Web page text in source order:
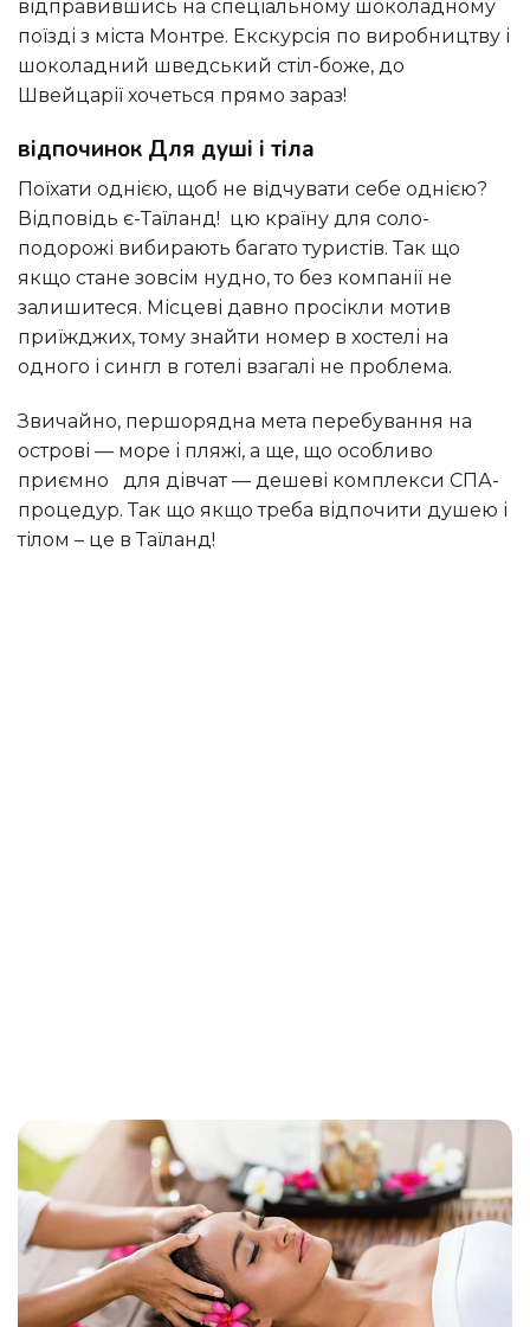
відправившись на спеціальному шоколадному
поїзді з міста Монтре. Екскурсія по виробництву і
шоколадний шведський стіл-боже, до
Швейцарії хочеться прямо зараз!
відпочинок Для душі і тіла
поїхати однією, щоб не відчувати себе однією?
Відповідь є-Таїланд! цю країну для соло-
подорожі вибирають багато туристів. Так що
якщо стане зовсім нудно, то без компанії не
залишитеся. Місцеві давно просікли мотив
приїжджих, тому знайти номер в хостелі на
одного і сингл в готелі взагалі не проблема.
звичайно, першорядна мета перебування на
острові — море і пляжі, а ще, що особливо
приємно для дівчат — дешеві комплекси СПА-
процедур. Так що якщо треба відпочити душею і
тілом – це в Таїланд!